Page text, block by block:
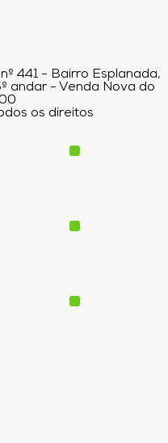
441 - Bairro Esplanada,
andar - Venda Nova do
os direitos